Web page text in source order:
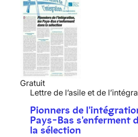
Gratuit
Lettre de l’asile et de
Pionners de
Pays-Bas s'enferment
la sélection